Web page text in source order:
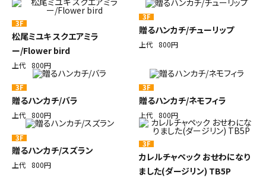
3F
松尾ミユキ スクエアミラ
ー/Flower bird
上代 800円
3F
贈るハンカチ/チューリップ
上代 800円
3F
贈るハンカチ/バラ
上代 800円
3F
贈るハンカチ/ネモフィラ
上代 800円
3F
贈るハンカチ/スズラン
上代 800円
3F
カレルチャペック おせわになり
ました(ダージリン) TB5P